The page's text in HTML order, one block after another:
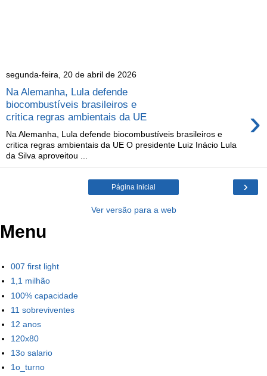
segunda-feira, 20 de abril de 2026
Na Alemanha, Lula defende
biocombustíveis brasileiros e
critica regras ambientais da UE
›
Na Alemanha, Lula defende biocombustíveis brasileiros e
critica regras ambientais da UE O presidente Luiz Inácio Lula
da Silva aproveitou ...
›
Página inicial
Ver versão para a web
Menu
007 first light
1,1 milhão
100% capacidade
11 sobreviventes
12 anos
120x80
13o salario
1o_turno